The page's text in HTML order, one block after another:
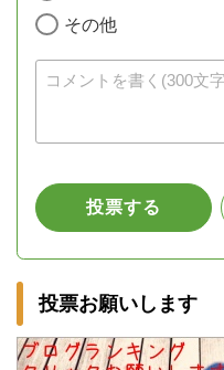
投票お願いします